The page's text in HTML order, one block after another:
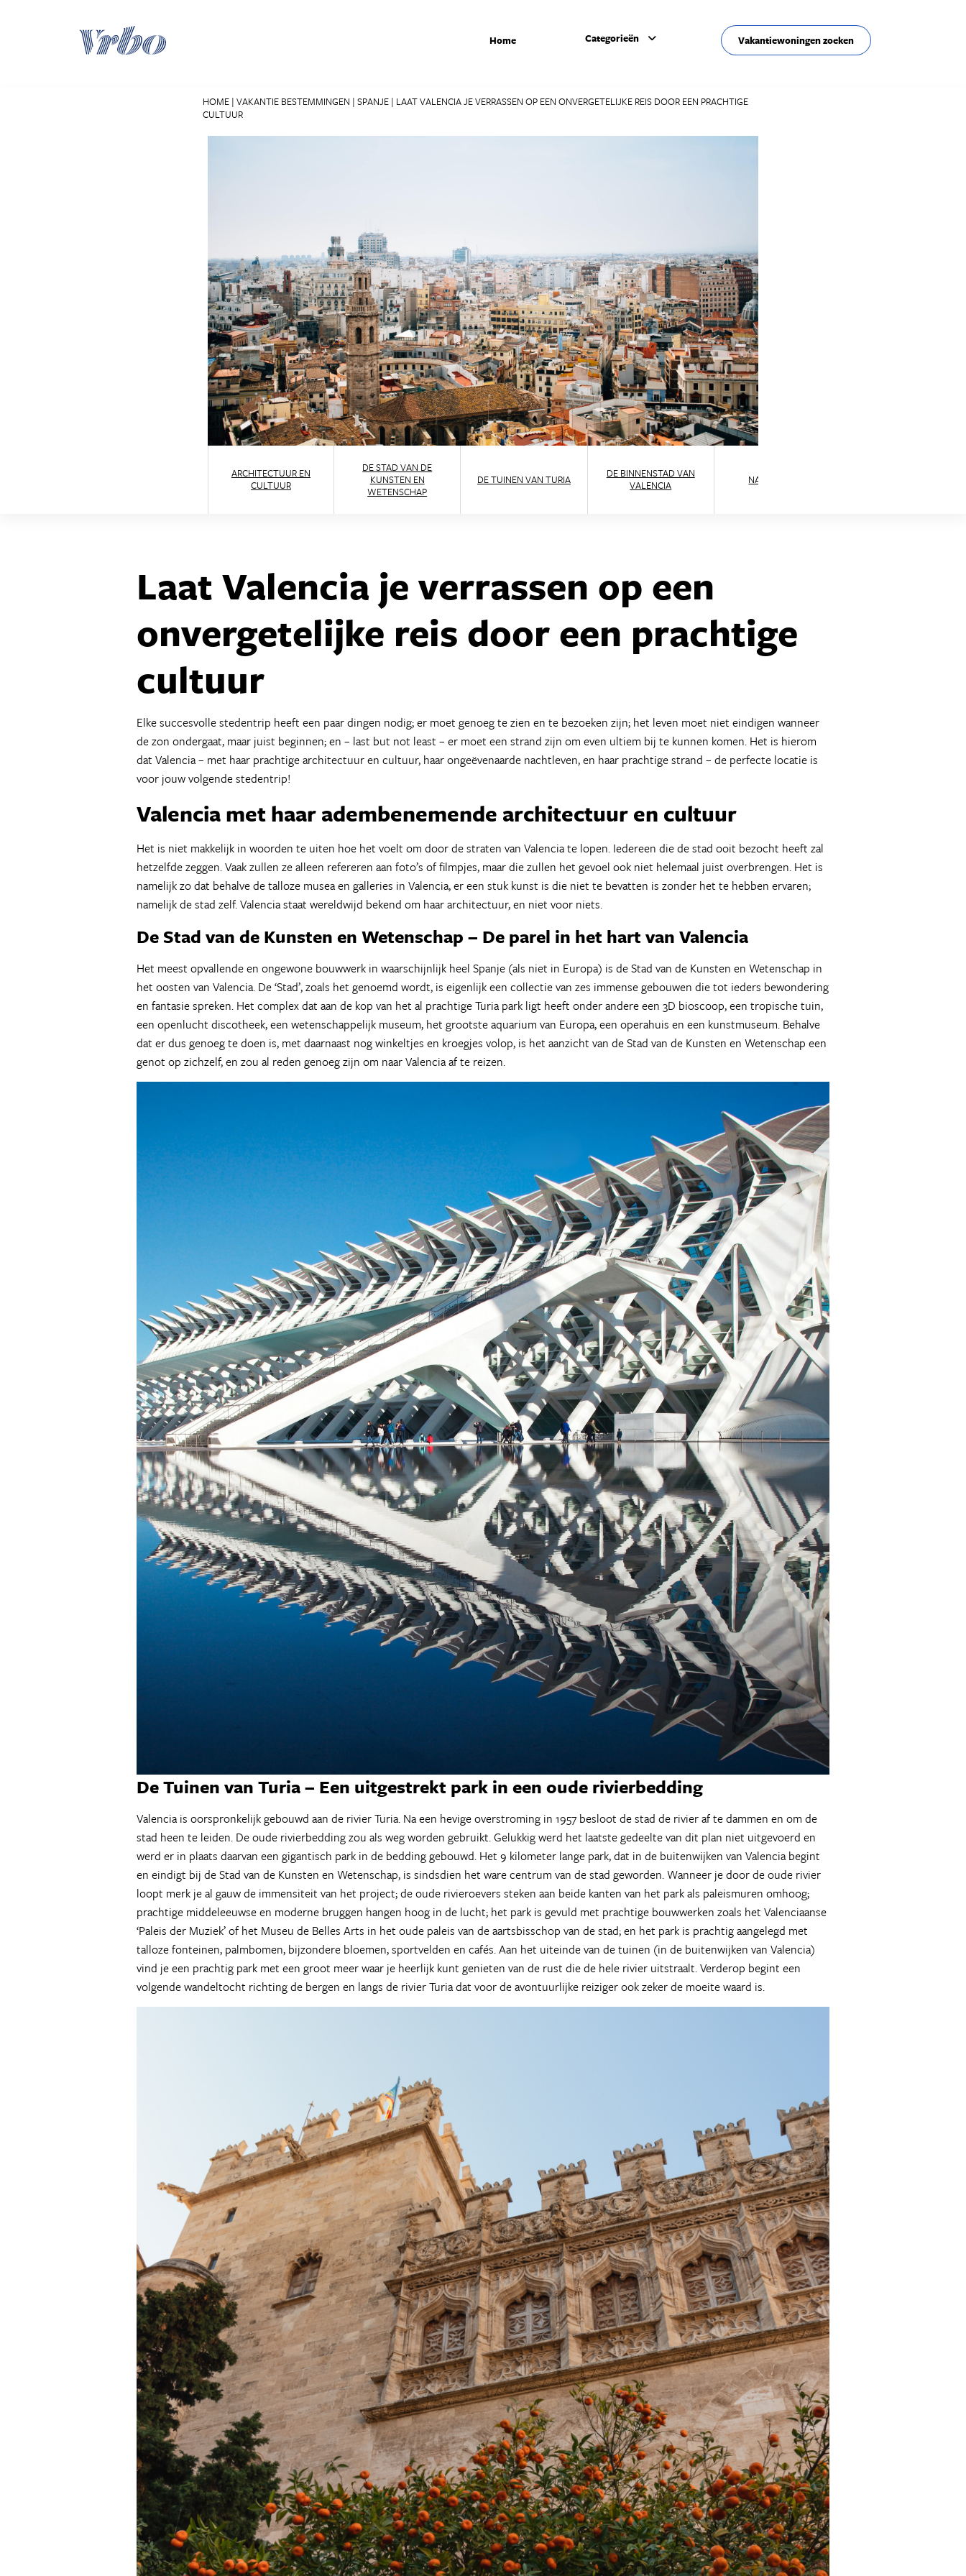
Home Categorieën Vakantiewoningen zoeken
HOME |VAKANTIE BESTEMMINGEN |SPANJE | LAAT VALENCIA JE VERRASSEN OP EEN ONVERGETELIJKE REIS DOOR EEN PRACHTIGE
CULTUUR
ARCHITECTUUR EN
CULTUUR
DE STAD VAN DE
KUNSTEN EN
WETENSCHAP
DE TUINEN VAN TURIA
DE BINNENSTAD VAN
VALENCIA
NACHTLEVEN
Laat Valencia je verrassen op een
onvergetelijke reis door een prachtige
cultuur
Elke succesvolle stedentrip heeft een paar dingen nodig; er moet genoeg te zien en te bezoeken zijn; het leven moet niet eindigen wanneer
de zon ondergaat, maar juist beginnen; en – last but not least – er moet een strand zijn om even ultiem bij te kunnen komen. Het is hierom
dat Valencia – met haar prachtige architectuur en cultuur, haar ongeëvenaarde nachtleven, en haar prachtige strand – de perfecte locatie is
voor jouw volgende stedentrip!
Valencia met haar adembenemende architectuur en cultuur
Het is niet makkelijk in woorden te uiten hoe het voelt om door de straten van Valencia te lopen. Iedereen die de stad ooit bezocht heeft zal
hetzelfde zeggen. Vaak zullen ze alleen refereren aan foto’s of filmpjes, maar die zullen het gevoel ook niet helemaal juist overbrengen. Het is
namelijk zo dat behalve de talloze musea en galleries in Valencia, er een stuk kunst is die niet te bevatten is zonder het te hebben ervaren;
namelijk de stad zelf. Valencia staat wereldwijd bekend om haar architectuur, en niet voor niets.
De Stad van de Kunsten en Wetenschap – De parel in het hart van Valencia
Het meest opvallende en ongewone bouwwerk in waarschijnlijk heel Spanje (als niet in Europa) is de Stad van de Kunsten en Wetenschap in
het oosten van Valencia. De ‘Stad’, zoals het genoemd wordt, is eigenlijk een collectie van zes immense gebouwen die tot ieders bewondering
en fantasie spreken. Het complex dat aan de kop van het al prachtige Turia park ligt heeft onder andere een 3D bioscoop, een tropische tuin,
een openlucht discotheek, een wetenschappelijk museum, het grootste aquarium van Europa, een operahuis en een kunstmuseum. Behalve
dat er dus genoeg te doen is, met daarnaast nog winkeltjes en kroegjes volop, is het aanzicht van de Stad van de Kunsten en Wetenschap een
genot op zichzelf, en zou al reden genoeg zijn om naar Valencia af te reizen.
De Tuinen van Turia– Een uitgestrekt park in een oude rivierbedding
Valencia is oorspronkelijk gebouwd aan de rivier Turia. Na een hevige overstroming in 1957 besloot de stad de rivier af te dammen en om de
stad heen te leiden. De oude rivierbedding zou als weg worden gebruikt. Gelukkig werd het laatste gedeelte van dit plan niet uitgevoerd en
werd er in plaats daarvan een gigantisch park in de bedding gebouwd. Het 9 kilometer lange park, dat in de buitenwijken van Valencia begint
en eindigt bij de Stad van de Kunsten en Wetenschap, is sindsdien het ware centrum van de stad geworden. Wanneer je door de oude rivier
loopt merk je al gauw de immensiteit van het project; de oude rivieroevers steken aan beide kanten van het park als paleismuren omhoog;
prachtige middeleeuwse en moderne bruggen hangen hoog in de lucht; het park is gevuld met prachtige bouwwerken zoals het Valenciaanse
‘Paleis der Muziek’ of het Museu de Belles Arts in het oude paleis van de aartsbisschop van de stad; en het park is prachtig aangelegd met
talloze fonteinen, palmbomen, bijzondere bloemen, sportvelden en cafés. Aan het uiteinde van de tuinen (in de buitenwijken van Valencia)
vind je een prachtig park met een groot meer waar je heerlijk kunt genieten van de rust die de hele rivier uitstraalt. Verderop begint een
volgende wandeltocht richting de bergen en langs de rivier Turia dat voor de avontuurlijke reiziger ook zeker de moeite waard is.